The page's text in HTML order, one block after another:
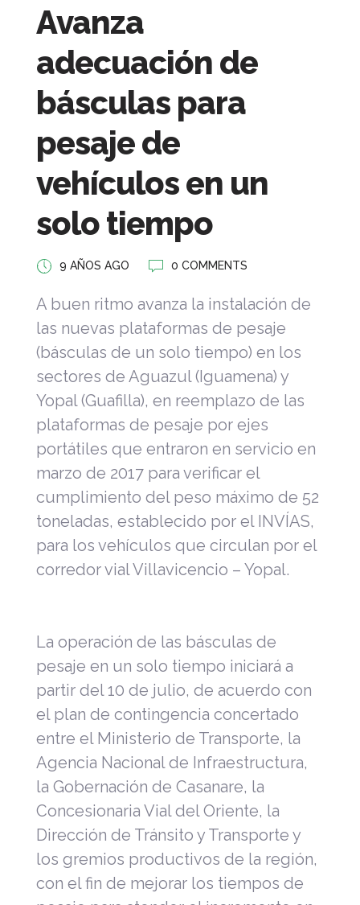
Avanza
adecuación de
básculas para
pesaje de
vehículos en un
solo tiempo
9 AÑOS AGO 0 COMMENTS
A buen ritmo avanza la instalación de
las nuevas plataformas de pesaje
(básculas de un solo tiempo) en los
sectores de Aguazul (Iguamena) y
Yopal (Guafilla), en reemplazo de las
plataformas de pesaje por ejes
portátiles que entraron en servicio en
marzo de 2017 para verificar el
cumplimiento del peso máximo de 52
toneladas, establecido por el INVÍAS,
para los vehículos que circulan por el
corredor vial Villavicencio – Yopal.
La operación de las básculas de
pesaje en un solo tiempo iniciará a
partir del 10 de julio, de acuerdo con
el plan de contingencia concertado
entre el Ministerio de Transporte, la
Agencia Nacional de Infraestructura,
la Gobernación de Casanare, la
Concesionaria Vial del Oriente, la
Dirección de Tránsito y Transporte y
los gremios productivos de la región,
con el fin de mejorar los tiempos de